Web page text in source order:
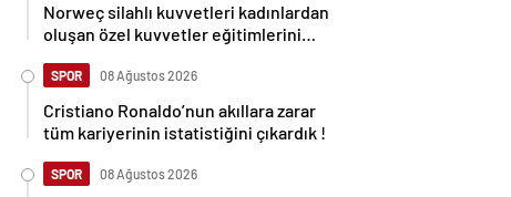
Norweç silahlı kuvvetleri kadınlardan
oluşan özel kuvvetler eğitimlerini
SPOR 08 Ağustos 2026
Cristiano Ronaldo’nun akıllara zarar
tüm kariyerinin istatistiğini çıkardık !
SPOR 08 Ağustos 2026